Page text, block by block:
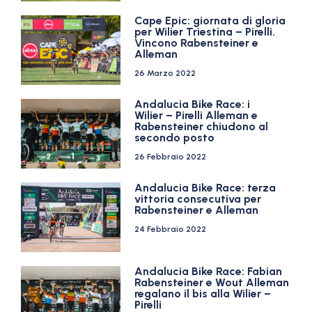
Cape Epic: giornata di gloria
per Wilier Triestina – Pirelli.
Vincono Rabensteiner e
Alleman
26 Marzo 2022
Andalucia Bike Race: i
Wilier – Pirelli Alleman e
Rabensteiner chiudono al
secondo posto
26 Febbraio 2022
Andalucia Bike Race: terza
vittoria consecutiva per
Rabensteiner e Alleman
24 Febbraio 2022
Andalucia Bike Race: Fabian
Rabensteiner e Wout Alleman
regalano il bis alla Wilier –
Pirelli